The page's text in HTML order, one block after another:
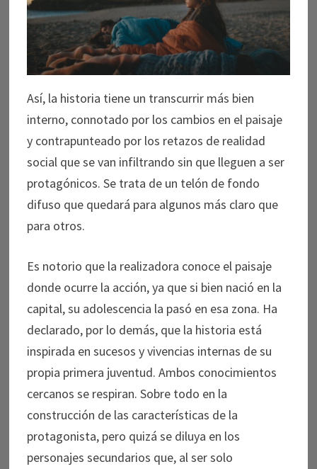
Así, la historia tiene un transcurrir más bien
interno, connotado por los cambios en el paisaje
y contrapunteado por los retazos de realidad
social que se van infiltrando sin que lleguen a ser
protagónicos. Se trata de un telón de fondo
difuso que quedará para algunos más claro que
para otros.
Es notorio que la realizadora conoce el paisaje
donde ocurre la acción, ya que si bien nació en la
capital, su adolescencia la pasó en esa zona. Ha
declarado, por lo demás, que la historia está
inspirada en sucesos y vivencias internas de su
propia primera juventud. Ambos conocimientos
cercanos se respiran. Sobre todo en la
construcción de las características de la
protagonista, pero quizá se diluya en los
personajes secundarios que, al ser solo